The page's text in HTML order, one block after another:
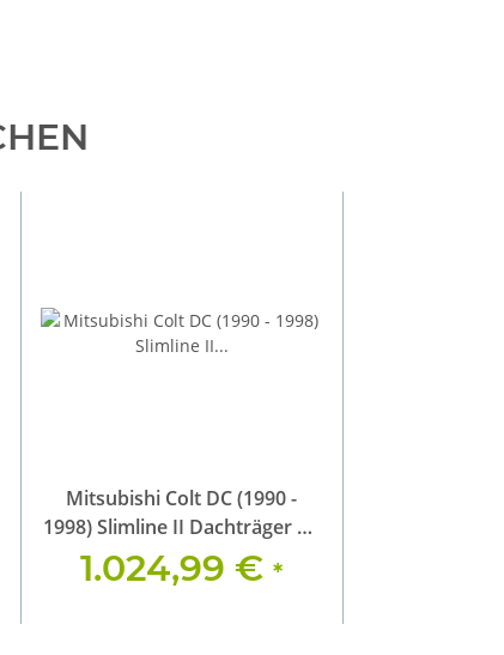
Mitsubishi Colt DC (1990 -
1998) Slimline II Dachträger Kit
/ Hoch
1.024,99 €*